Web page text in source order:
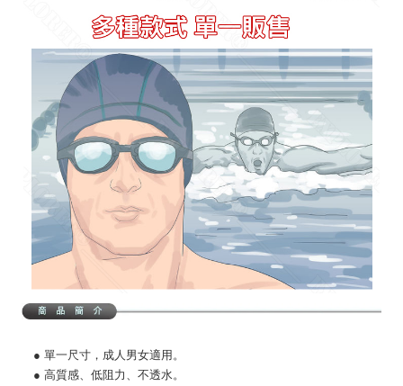
● 單一尺寸，成人男女適用。
● 高質感、低阻力、不透水。